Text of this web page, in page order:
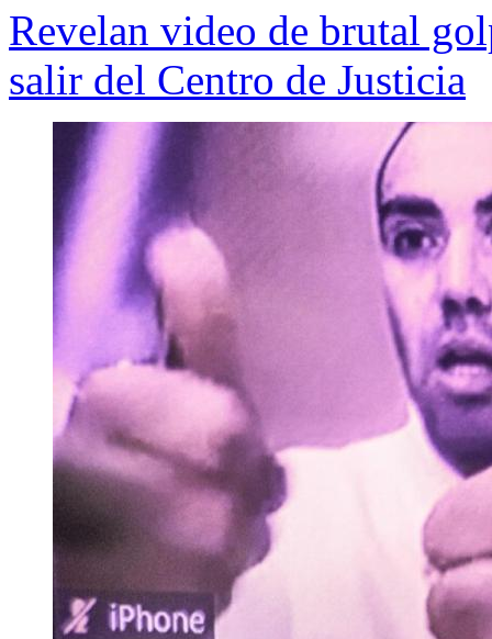
Revelan video de brutal
salir del Centro de Justicia